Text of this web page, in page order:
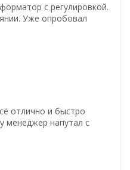
с регулировкой.
Уже опробовал
отлично и быстро
менеджер напутал с